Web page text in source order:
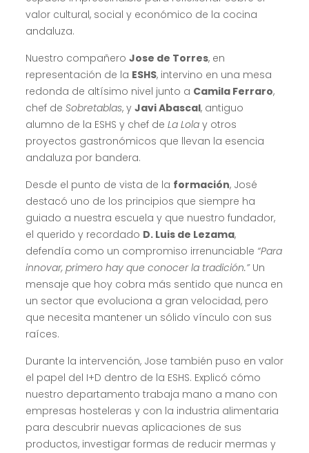
valor cultural, social y económico de la cocina
andaluza.
Nuestro compañero Jose de Torres, en
representación de la ESHS, intervino en una mesa
redonda de altísimo nivel junto a Camila Ferraro,
chef de Sobretablas, y Javi Abascal, antiguo
alumno de la ESHS y chef de La Lolay otros
proyectos gastronómicos que llevan la esencia
andaluza por bandera.
Desde el punto de vista de la formación, José
destacó uno de los principios que siempre ha
guiado a nuestra escuela y que nuestro fundador,
el querido y recordado D. Luis de Lezama,
defendía como un compromiso irrenunciable “Para
innovar, primero hay que conocer la tradición.” Un
mensaje que hoy cobra más sentido que nunca en
un sector que evoluciona a gran velocidad, pero
que necesita mantener un sólido vínculo con sus
raíces.
Durante la intervención, Jose también puso en valor
el papel del I+D dentro de la ESHS. Explicó cómo
nuestro departamento trabaja mano a mano con
empresas hosteleras y con la industria alimentaria
para descubrir nuevas aplicaciones de sus
productos, investigar formas de reducir mermas y